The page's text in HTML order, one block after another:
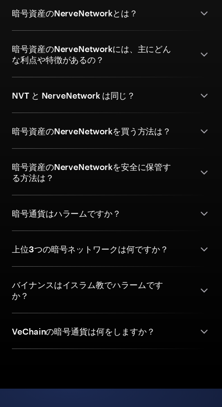
暗号資産のNerveNetworkとは？
暗号資産のNerveNetworkには、主にどん
な利点や特徴があるの？
NVT と NerveNetwork は同じ？
暗号資産のNerveNetworkを買う方法は？
暗号資産のNerveNetworkを安全に保管す
る方法は？
暗号通貨はハラームですか？
上位3つの暗号ネットワークは何ですか？
バイナンスはイスラム教でハラームです
か？
VeChainの暗号通貨は何をしますか？